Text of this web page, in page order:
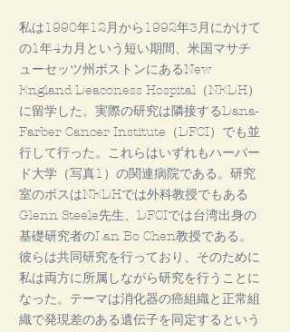
私は1990年12月から1992年3月にかけて
の1年4カ月という短い期間、米国マサチ
ューセッツ州ボストンにあるNew
England Deaconess Hospital（NEDH）
に留学した。実際の研究は隣接するDana-
Farber Cancer Institute（DFCI）でも並
行して行った。これらはいずれもハーバー
ド大学（写真1）の関連病院である。研究
室のボスはNEDHでは外科教授でもある
Glenn Steele先生、DFCIでは台湾出身の
基礎研究者のLan Bo Chen教授である。
彼らは共同研究を行っており、そのために
私は両方に所属しながら研究を行うことに
なった。テーマは消化器の癌組織と正常組
織で発現差のある遺伝子を同定するという